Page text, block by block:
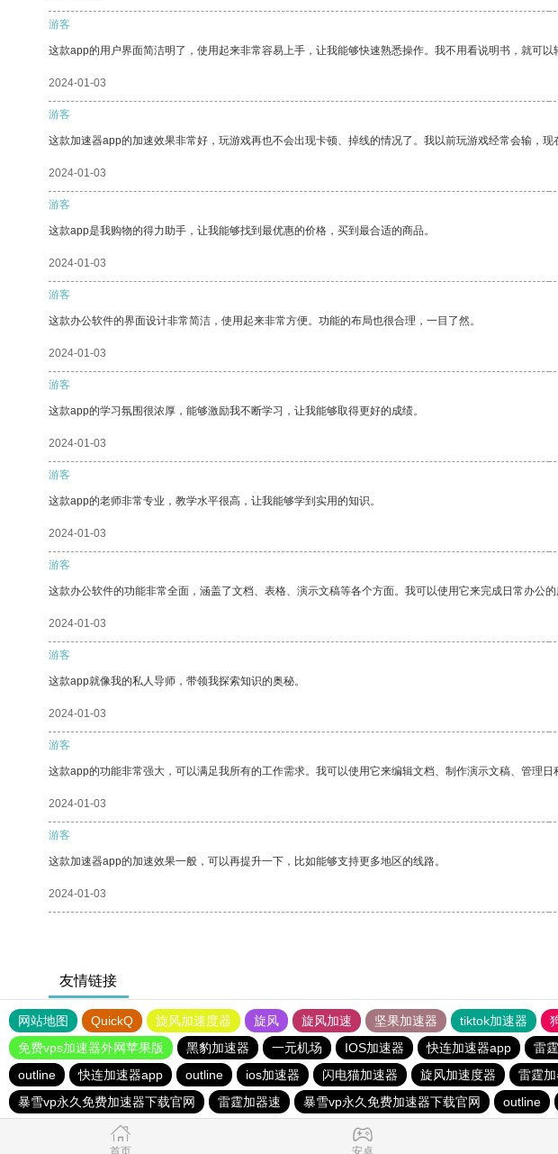
游客
这款app的用户界面简洁明了，使用起来非常容易上手，让我能够快速熟悉操作。我不用看说明书，就可以
2024-01-03
游客
这款加速器app的加速效果非常好，玩游戏再也不会出现卡顿、掉线的情况了。我以前玩游戏经常会输，现
2024-01-03
游客
这款app是我购物的得力助手，让我能够找到最优惠的价格，买到最合适的商品。
2024-01-03
游客
这款办公软件的界面设计非常简洁，使用起来非常方便。功能的布局也很合理，一目了然。
2024-01-03
游客
这款app的学习氛围很浓厚，能够激励我不断学习，让我能够取得更好的成绩。
2024-01-03
游客
这款app的老师非常专业，教学水平很高，让我能够学到实用的知识。
2024-01-03
游客
这款办公软件的功能非常全面，涵盖了文档、表格、演示文稿等各个方面。我可以使用它来完成日常办公的
2024-01-03
游客
这款app就像我的私人导师，带领我探索知识的奥秘。
2024-01-03
游客
这款app的功能非常强大，可以满足我所有的工作需求。我可以使用它来编辑文档、制作演示文稿、管理日
2024-01-03
游客
这款加速器app的加速效果一般，可以再提升一下，比如能够支持更多地区的线路。
2024-01-03
友情链接
网站地图 QuickQ 旋风加速度器 旋风 旋风加速 坚果加速器 tiktok加速器
免费vps加速器外网苹果版
黑豹加速器 一元机场 IOS加速器 快连加速器app 雷
outline
快连加速器app outline ios加速器 闪电猫加速器 旋风加速度器 雷霆
暴雪vp永久免费加速器下载官网
雷霆加器速 暴雪vp永久免费加速器下载官网 outline
首页 安卓